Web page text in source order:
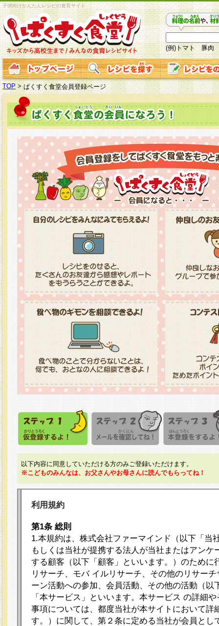
子供向けかんたんレシピの食育サイト
(例)トマト 豚肉
TOP > ぱくすく食堂会員登録ページ
以下内容に同意していただける方のみご登録いただけます。
※こどものみんなは、お父さんやお母さんに読んでもらってね！
利用規約
第1条 総則
1.本規約は、株式会社ファーマインド（以下「当
もしくは当社が提携する法人が当社またはアンケ
する顧客（以下「顧客」といいます。）のために
リサーチ、モバ イルリサーチ、その他のリサー
ーン活動への参加、会員活動、その他の活動（以
「本サービス」といいます。本サービス の詳細
事項については、都度当社が本サイトにおいて詳
す。）に関して、第２条に定める当社が会員とし